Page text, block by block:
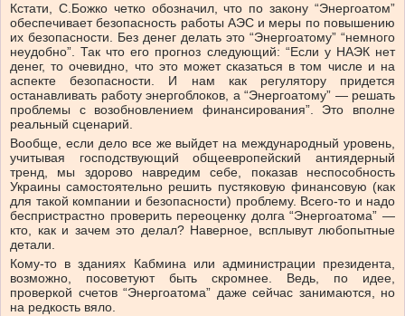
Кстати, С.Божко четко обозначил, что по закону “Энергоатом”
обеспечивает безопасность работы АЭС и меры по повышению
их безопасности. Без денег делать это “Энергоатому” “немного
неудобно”. Так что его прогноз следующий: “Если у НАЭК нет
денег, то очевидно, что это может сказаться в том числе и на
аспекте безопасности. И нам как регулятору придется
останавливать работу энергоблоков, а “Энергоатому” — решать
проблемы с возобновлением финансирования”. Это вполне
реальный сценарий.
Вообще, если дело все же выйдет на международный уровень,
учитывая господствующий общеевропейский антиядерный
тренд, мы здорово навредим себе, показав неспособность
Украины самостоятельно решить пустяковую финансовую (как
для такой компании и безопасности) проблему. Всего-то и надо
беспристрастно проверить переоценку долга “Энергоатома” —
кто, как и зачем это делал? Наверное, всплывут любопытные
детали.
Кому-то в зданиях Кабмина или администрации президента,
возможно, посоветуют быть скромнее. Ведь, по идее,
проверкой счетов “Энергоатома” даже сейчас занимаются, но
на редкость вяло.